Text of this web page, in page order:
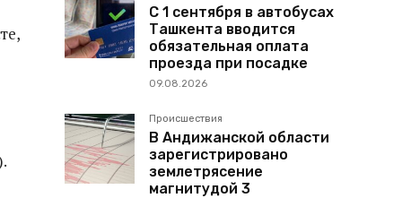
С 1 сентября в автобусах
Ташкента вводится
обязательная оплата
проезда при посадке
09.08.2026
Происшествия
В Андижанской области
зарегистрировано
землетрясение
магнитудой 3